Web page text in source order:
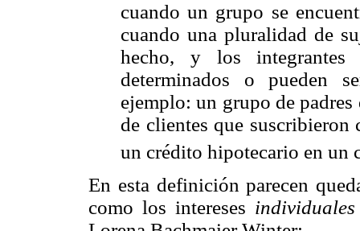
cuando un grupo se
cuando una pluralidad de
hecho, y los
determinados o pueden
ejemplo: un grupo de
de clientes que suscribieron
un crédito hipotecario en un
En esta definición parecen
como los intereses individuales